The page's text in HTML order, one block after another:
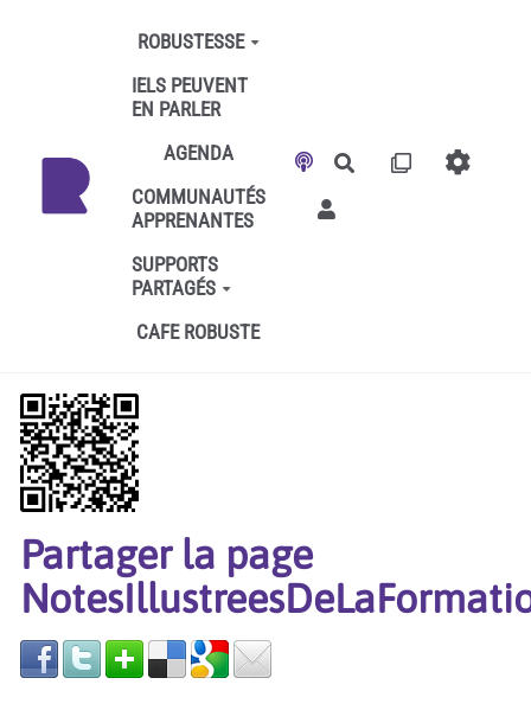
Aller au contenu principal
ROBUSTESSE
IELS PEUVENT
EN PARLER
AGENDA
COMMUNAUTÉS
APPRENANTES
SUPPORTS
PARTAGÉS
CAFE ROBUSTE
Rechercher
Partager la page